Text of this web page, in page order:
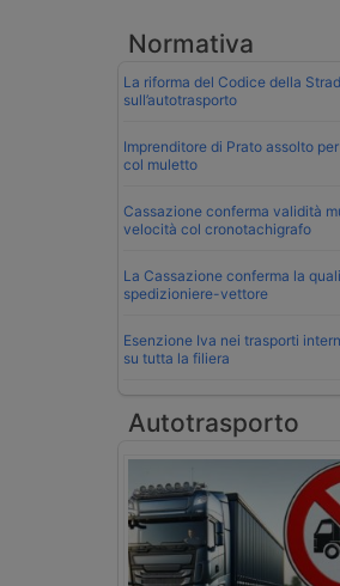
Normativa
La riforma del Codice della
sull’autotrasporto
Imprenditore di Prato assolto
col muletto
Cassazione conferma validità
velocità col cronotachigrafo
La Cassazione conferma la
spedizioniere-vettore
Esenzione Iva nei trasporti
su tutta la filiera
Autotrasporto